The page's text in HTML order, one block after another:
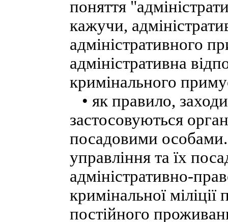
поняття
кажучи,
адміністративного
адміністративна
кримінального
• як правило,
застосовуються
посадовими
управління та їх
адміністративно-
кримінальної
постійного